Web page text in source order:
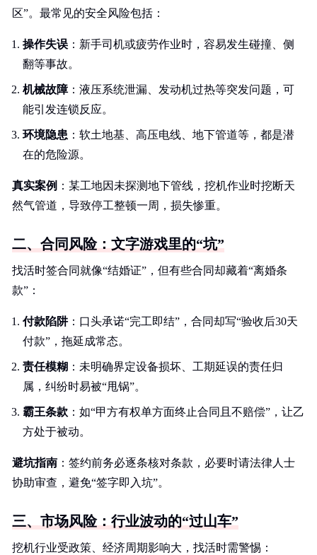
区”。最常见的安全风险包括：
操作失误 ：新手司机或疲劳作业时，容易发生碰撞、侧
翻等事故。
机械故障：液压系统泄漏、发动机过热等突发问题，可
能引发连锁反应。
环境隐患 ：软土地基、高压电线、地下管道等，都是潜
在的危险源。
真实案例 ：某工地因未探测地下管线，挖机作业时挖断天
然气管道，导致停工整顿一周，损失惨重。
二、合同风险：文字游戏里的“坑”
找活时签合同就像“结婚证”，但有些合同却藏着“离婚条
款”：
付款陷阱：口头承诺“完工即结”，合同却写“验收后30天
付款”，拖延成常态。
责任模糊 ：未明确界定设备损坏、工期延误的责任归
属，纠纷时易被“甩锅”。
霸王条款 ：如“甲方有权单方面终止合同且不赔偿”，让乙
方处于被动。
避坑指南 ：签约前务必逐条核对条款，必要时请法律人士
协助审查，避免“签字即入坑”。
三、市场风险：行业波动的“过山车”
挖机行业受政策、经济周期影响大，找活时需警惕：